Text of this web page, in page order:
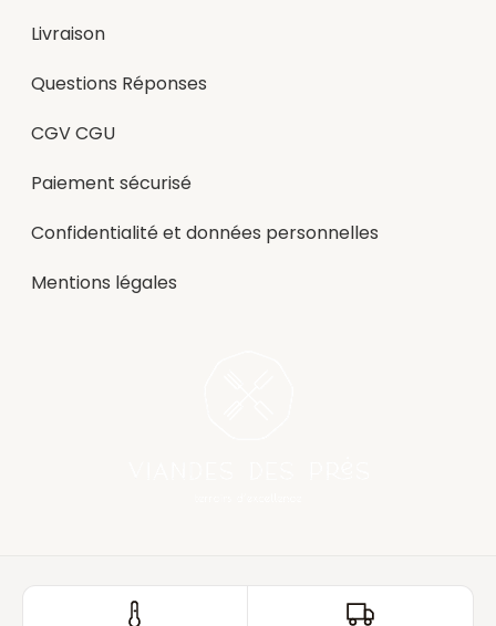
Livraison
Questions Réponses
CGV CGU
Paiement sécurisé
Confidentialité et données personnelles
Mentions légales